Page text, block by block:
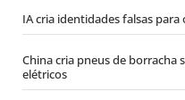
IA cria identidades falsas
China cria pneus de borracha
elétricos